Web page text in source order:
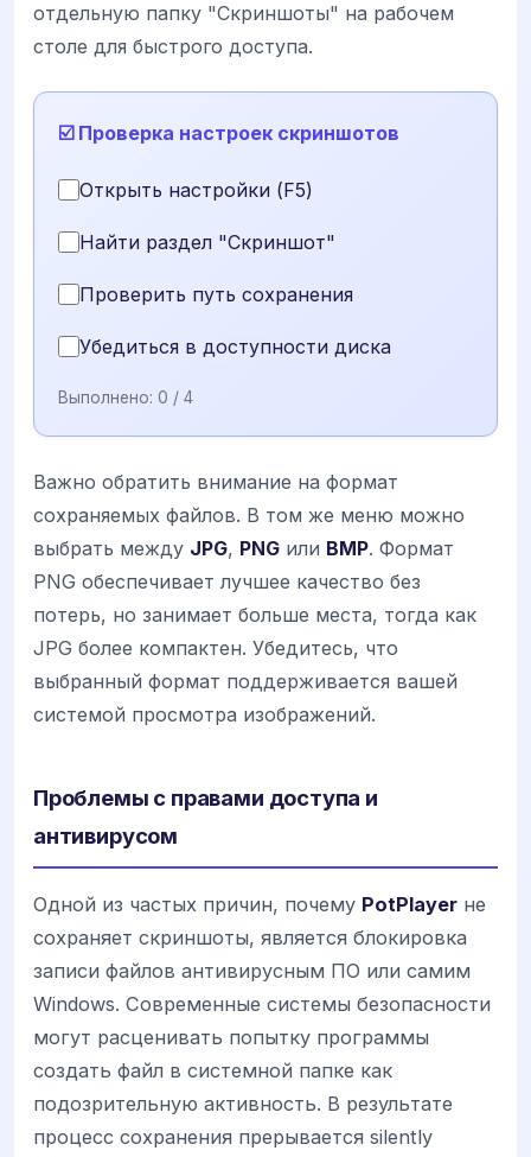
отдельную папку "Скриншоты" на рабочем
столе для быстрого доступа.
☑️ Проверка настроек скриншотов
Открыть настройки (F5)
Найти раздел "Скриншот"
Проверить путь сохранения
Убедиться в доступности диска
Выполнено: 0 / 4
Важно обратить внимание на формат
сохраняемых файлов. В том же меню можно
выбрать между JPG, PNG или BMP. Формат
PNG обеспечивает лучшее качество без
потерь, но занимает больше места, тогда как
JPG более компактен. Убедитесь, что
выбранный формат поддерживается вашей
системой просмотра изображений.
Проблемы с правами доступа и
антивирусом
Одной из частых причин, почему PotPlayer не
сохраняет скриншоты, является блокировка
записи файлов антивирусным ПО или самим
Windows. Современные системы безопасности
могут расценивать попытку программы
создать файл в системной папке как
подозрительную активность. В результате
процесс сохранения прерывается silently